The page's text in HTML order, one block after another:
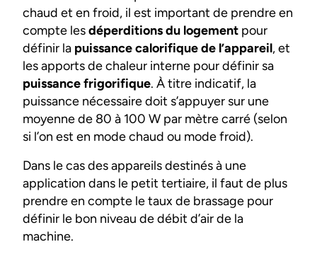
chaud et en froid, il est important de prendre en
compte lesdéperditions du logement pour
définir la puissance calorifique de l’appareil, et
les apports de chaleur interne pour définir sa
puissance frigorifique. À titre indicatif, la
puissance nécessaire doit s’appuyer sur une
moyenne de 80 à 100 W par mètre carré (selon
si l’on est en mode chaud ou mode froid).
Dans le cas des appareils destinés à une
application dans le petit tertiaire, il faut de plus
prendre en compte le taux de brassage pour
définir le bon niveau de débit d’air de la
machine.